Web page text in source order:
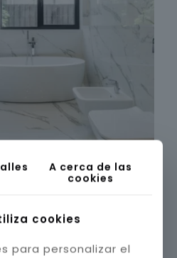
A cerca de las
cookies
cookies
para personalizar el